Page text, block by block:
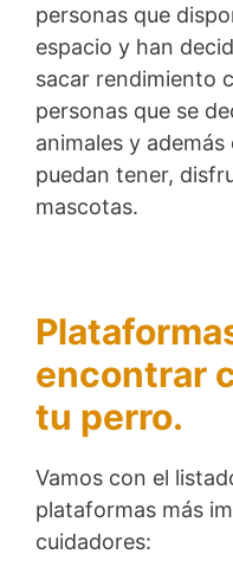
personas que
espacio y han
sacar rendimiento
personas que se
animales y
puedan tener,
mascotas.
encontrar
tu perro.
Vamos con el
plataformas más
cuidadores: